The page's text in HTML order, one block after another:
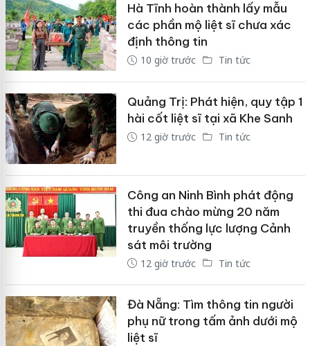
Hà Tĩnh hoàn thành lấy mẫu
các phần mộ liệt sĩ chưa xác
định thông tin
10 giờ trước Tin tức
Quảng Trị: Phát hiện, quy tập 1
hài cốt liệt sĩ tại xã Khe Sanh
12 giờ trước Tin tức
Công an Ninh Bình phát động
thi đua chào mừng 20 năm
truyền thống lực lượng Cảnh
sát môi trường
12 giờ trước Tin tức
Đà Nẵng: Tìm thông tin người
phụ nữ trong tấm ảnh dưới mộ
liệt sĩ